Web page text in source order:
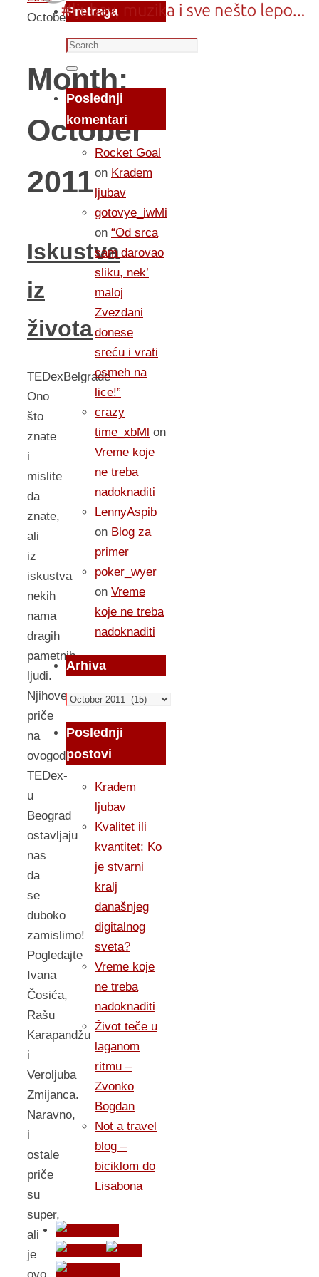
October
Month:
October
2011
Iskustva
iz
života
TEDexBelgrade
Ono
što
znate
i
mislite
da
znate,
ali
iz
iskustva
nekih
nama
dragih
pametnih
ljudi.
Njihove
priče
na
ovogodišnjem
TEDex-
u
Beograd
ostavljaju
nas
da
se
duboko
zamislimo!
Pogledajte
Ivana
Čosića,
Rašu
Karapandžu
i
Veroljuba
Zmijanca.
Naravno,
i
ostale
priče
su
super,
ali
je
Pretraga
Search
for:
Search
Poslednji
komentari
Rocket Goal
on Kradem
ljubav
gotovye_iwMi
on “Od srca
sam darovao
sliku, nek’
maloj
Zvezdani
donese
sreću i vrati
osmeh na
lice!”
crazy
time_xbMl on
Vreme koje
ne treba
nadoknaditi
LennyAspib
on Blog za
primer
poker_wyer
on Vreme
koje ne treba
nadoknaditi
Arhiva
Arhiva
Poslednji
postovi
Kradem
ljubav
Kvalitet ili
kvantitet: Ko
je stvarni
kralj
današnjeg
digitalnog
sveta?
Vreme koje
ne treba
nadoknaditi
Život teče u
laganom
ritmu –
Zvonko
Bogdan
Not a travel
blog –
biciklom do
Lisabona